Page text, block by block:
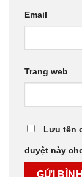
Email
Trang web
Lưu tên
duyệt này